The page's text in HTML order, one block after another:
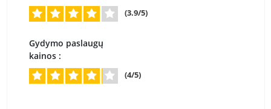
(3.9/5)
Gydymo paslaugų
kainos :
(4/5)